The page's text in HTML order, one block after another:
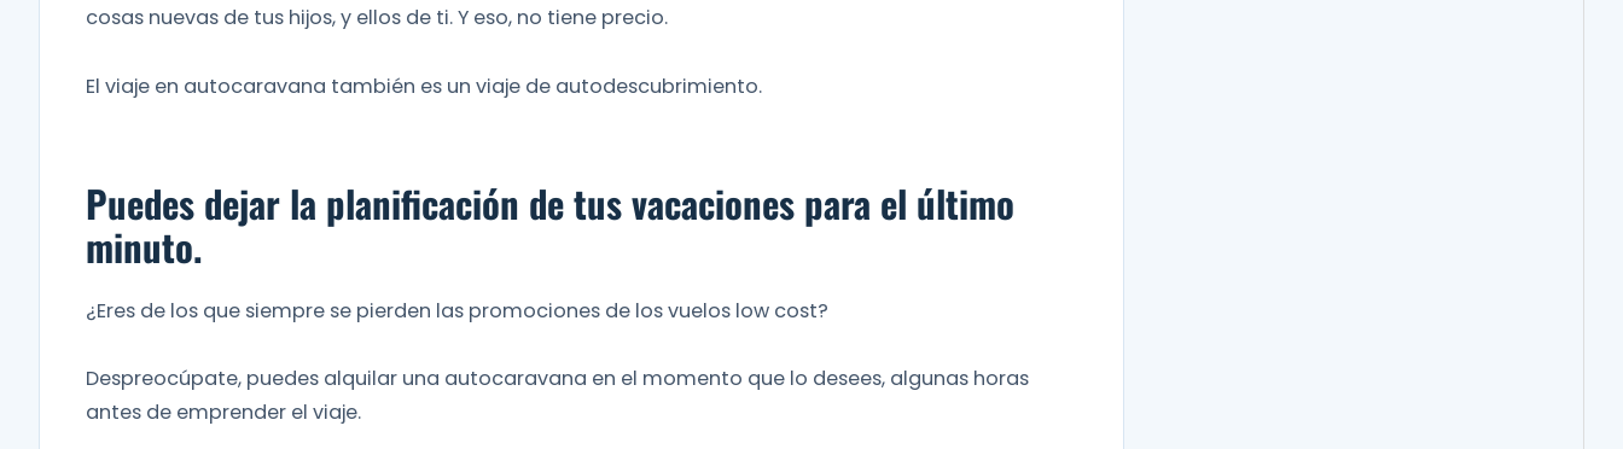
cosas nuevas de tus hijos, y ellos de ti. Y eso, no tiene precio.
El viaje en autocaravana también es un viaje de autodescubrimiento.
Puedes dejar la planificación de tus vacaciones para el último
minuto.
¿Eres de los que siempre se pierden las promociones de los vuelos low cost?
Despreocúpate, puedes alquilar una autocaravana en el momento que lo desees, algunas horas
antes de emprender el viaje.